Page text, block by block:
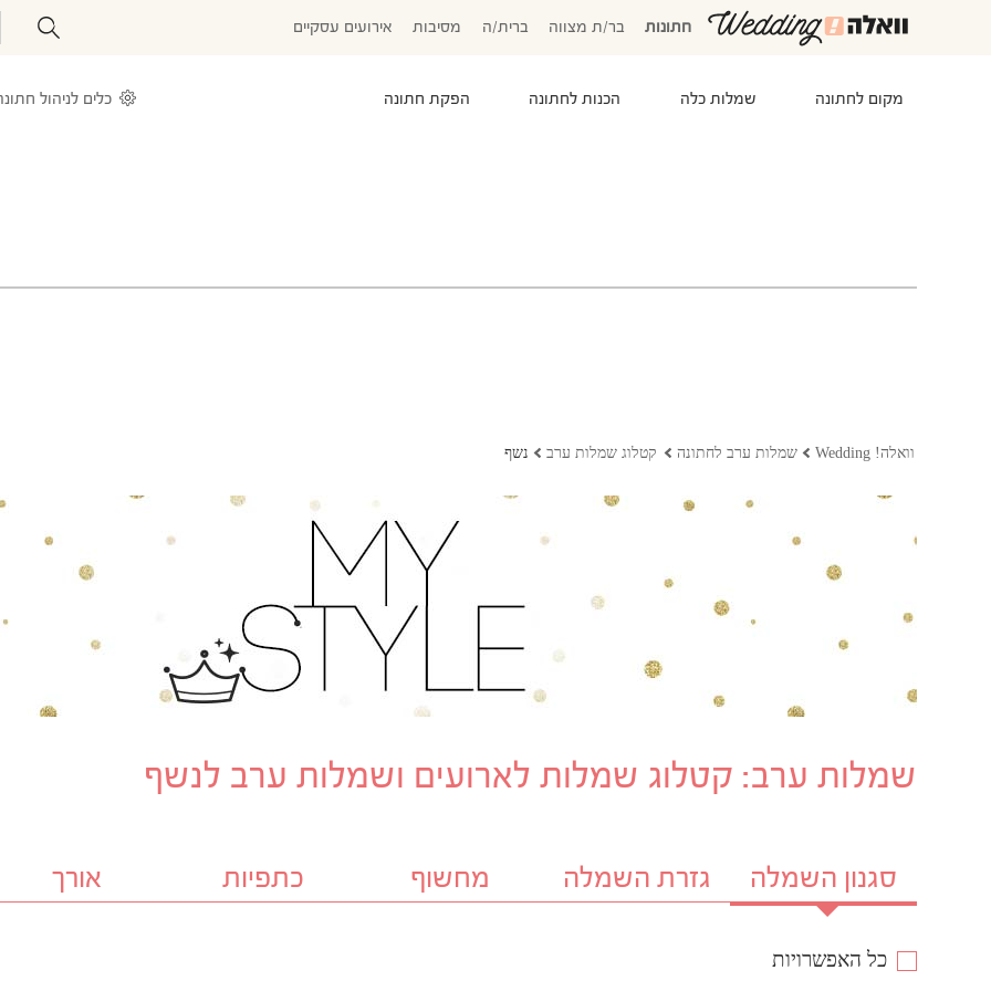
חתונות בר/ת מצווה ברית/ה מסיבות אירועים עסקיים
מקום לחתונה שמלות כלה הכנות לחתונה הפקת חתונה כלים לניהול
וואלה! Wedding שמלות ערב לחתונה קטלוג שמלות ערב נשף
שמלות ערב: קטלוג שמלות לארועים ושמלות ערב לנשף
סגנון השמלה
כל האפשרויות
גזרת השמלה מחשוף כתפיות אורך